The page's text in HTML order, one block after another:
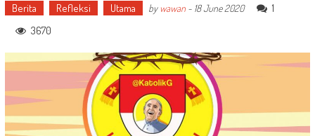
Berita Refleksi Utama by wawan- 18 June 2020
1
3670